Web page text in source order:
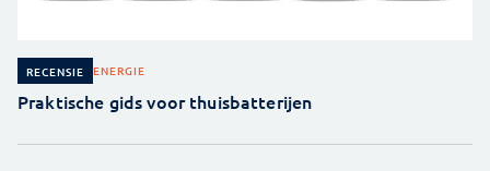
RECENSIE ENERGIE
Praktische gids voor thuisbatterijen